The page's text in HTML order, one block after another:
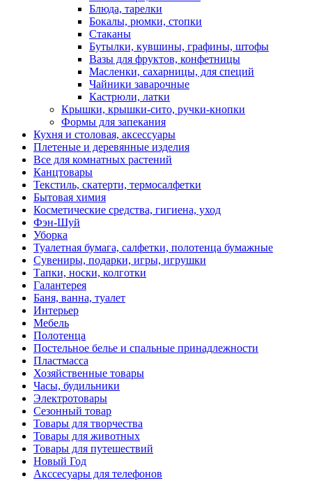
Блюда, тарелки
Бокалы, рюмки, стопки
Стаканы
Бутылки, кувшины, графины, штофы
Вазы для фруктов, конфетницы
Масленки, сахарницы, для специй
Чайники заварочные
Кастрюли, латки
Крышки, крышки-сито, ручки-кнопки
Формы для запекания
Кухня и столовая, аксессуары
Плетеные и деревянные изделия
Все для комнатных растений
Канцтовары
Текстиль, скатерти, термосалфетки
Бытовая химия
Косметические средства, гигиена, уход
Фэн-Шуй
Уборка
Туалетная бумага, салфетки, полотенца бумажные
Сувениры, подарки, игры, игрушки
Тапки, носки, колготки
Галантерея
Баня, ванна, туалет
Интерьер
Мебель
Полотенца
Постельное белье и спальные принадлежности
Пластмасса
Хозяйственные товары
Часы, будильники
Электротовары
Сезонный товар
Товары для творчества
Товары для животных
Товары для путешествий
Новый Год
Акссесуары для телефонов